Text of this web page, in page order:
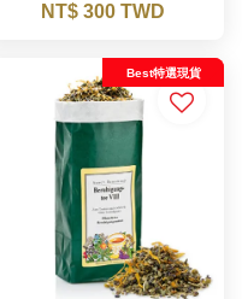
NT$ 300 TWD
Best特選現貨